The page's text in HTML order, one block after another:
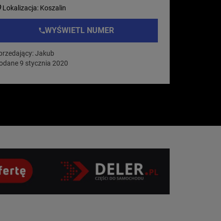
Lokalizacja: Koszalin
WYŚWIETL NUMER
Jakub
9 stycznia 2020